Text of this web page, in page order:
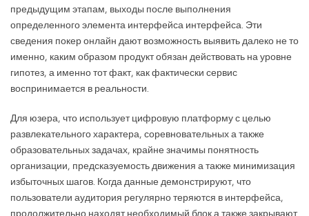
предыдущим этапам, выходы после выполнения
определенного элемента интерфейса интерфейса. Эти
сведения покер онлайн дают возможность выявить далеко не то
именно, каким образом продукт обязан действовать на уровне
гипотез, а именно тот факт, как фактически сервис
воспринимается в реальности.
Для юзера, что использует цифровую платформу с целью
развлекательного характера, соревновательных а также
образовательных задачах, крайне значимы понятность
организации, предсказуемость движения а также минимизация
избыточных шагов. Когда данные демонстрируют, что
пользователи аудитория регулярно теряются в интерфейса,
продолжительно находят необходимый блок а также закрывают